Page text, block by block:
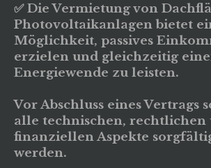
✅ Die Vermietung von
Photovoltaikanlagen bietet
Möglichkeit, passives
erzielen und gleichzeitig
Energiewende zu leisten.
Vor Abschluss eines Vertrags
alle technischen, rechtlichen
finanziellen Aspekte
werden.